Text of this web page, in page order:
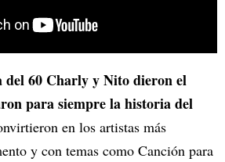
del 60 Charly y Nito dieron el
para siempre la historia del
en los artistas más
y con temas como Canción para